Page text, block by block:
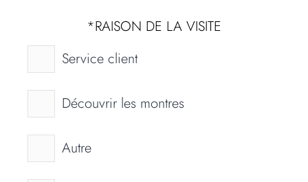
*RAISON DE LA VISITE
Service client
Découvrir les montres
Autre